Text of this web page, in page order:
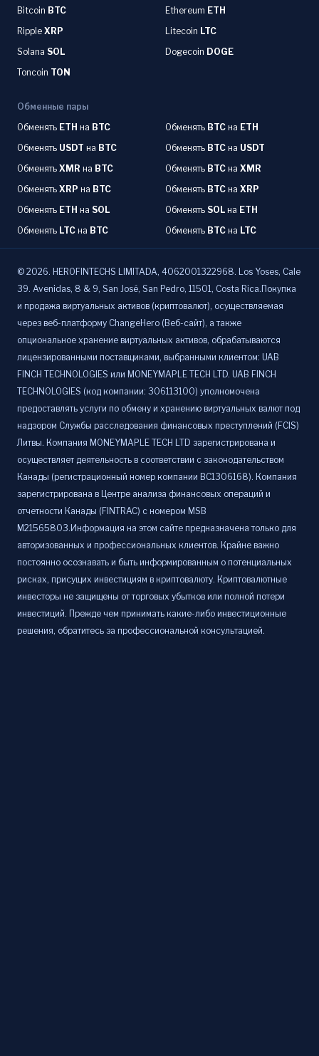
Bitcoin BTC Ethereum ETH
Ripple XRP Litecoin LTC
Solana SOL Dogecoin DOGE
Toncoin TON
Обменные пары
Обменять ETH на BTC Обменять BTC на ETH
Обменять USDT на BTC Обменять BTC на USDT
Обменять XMR на BTC Обменять BTC на XMR
Обменять XRP на BTC Обменять BTC на XRP
Обменять ETH на SOL Обменять SOL на ETH
Обменять LTC на BTC Обменять BTC на LTC
© 2026. HEROFINTECHS LIMITADA, 4062001322968. Los Yoses, Cale
39. Avenidas, 8 & 9, San José, San Pedro, 11501, Costa Rica.Покупка
и продажа виртуальных активов (криптовалют), осуществляемая
через веб-платформу ChangeHero (Веб-сайт), а также
опциональное хранение виртуальных активов, обрабатываются
лицензированными поставщиками, выбранными клиентом: UAB
FINCH TECHNOLOGIES или MONEYMAPLE TECH LTD. UAB FINCH
TECHNOLOGIES (код компании: 306113100) уполномочена
предоставлять услуги по обмену и хранению виртуальных валют под
надзором Службы расследования финансовых преступлений (FCIS)
Литвы. Компания MONEYMAPLE TECH LTD зарегистрирована и
осуществляет деятельность в соответствии с законодательством
Канады (регистрационный номер компании BC1306168). Компания
зарегистрирована в Центре анализа финансовых операций и
отчетности Канады (FINTRAC) с номером MSB
M21565803.Информация на этом сайте предназначена только для
авторизованных и профессиональных клиентов. Крайне важно
постоянно осознавать и быть информированным о потенциальных
рисках, присущих инвестициям в криптовалюту. Криптовалютные
инвесторы не защищены от торговых убытков или полной потери
инвестиций. Прежде чем принимать какие-либо инвестиционные
решения, обратитесь за профессиональной консультацией.